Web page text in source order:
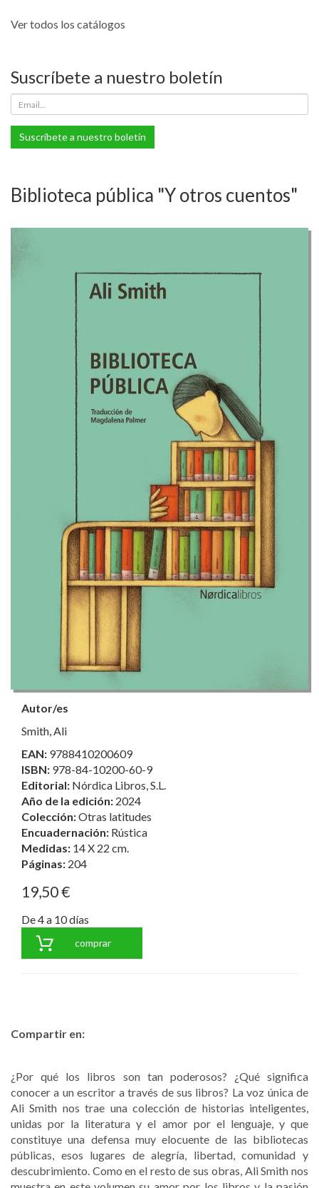
Ver todos los catálogos
Suscríbete a nuestro boletín
Suscríbete a nuestro boletín
Biblioteca pública "Y otros cuentos"
Autor/es
Smith, Ali
EAN: 9788410200609
ISBN: 978-84-10200-60-9
Editorial: Nórdica Libros, S.L.
Año de la edición: 2024
Colección:Otras latitudes
Encuadernación: Rústica
Medidas: 14 X 22 cm.
Páginas: 204
19,50 €
De 4 a 10 días
comprar
Compartir en:
¿Por qué los libros son tan poderosos? ¿Qué significa
conocer a un escritor a través de sus libros? La voz única de
Ali Smith nos trae una colección de historias inteligentes,
unidas por la literatura y el amor por el lenguaje, y que
constituye una defensa muy elocuente de las bibliotecas
públicas, esos lugares de alegría, libertad, comunidad y
descubrimiento. Como en el resto de sus obras, Ali Smith nos